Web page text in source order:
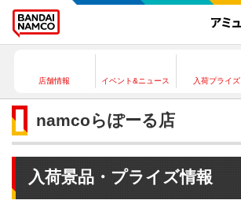
店舗情報 イベント&ニュース 入荷プライズ
namcoらぽーる店
入荷景品・プライズ情報